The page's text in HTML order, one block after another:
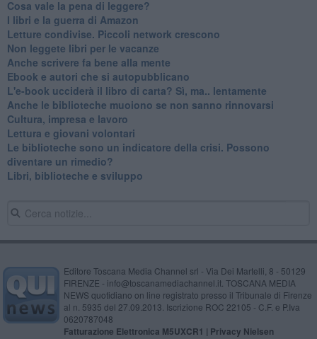
​Cosa vale la pena di leggere?
I libri e la guerra di Amazon
​Letture condivise. Piccoli network crescono
​Non leggete libri per le vacanze
​Anche scrivere fa bene alla mente
​Ebook e autori che si autopubblicano
​L'e-book ucciderà il libro di carta? Sì, ma.. lentamente
​Anche le biblioteche muoiono se non sanno rinnovarsi
​Cultura, impresa e lavoro
​Lettura e giovani volontari
​Le biblioteche sono un indicatore della crisi. Possono
diventare un rimedio?
​Libri, biblioteche e sviluppo
Editore Toscana Media Channel srl - Via Dei Martelli, 8 - 50129
FIRENZE - info@toscanamediachannel.it. TOSCANA MEDIA
NEWS quotidiano on line registrato presso il Tribunale di Firenze
al n. 5935 del 27.09.2013. Iscrizione ROC 22105 - C.F. e P.Iva
0620787048
Fatturazione Elettronica M5UXCR1 | Privacy Nielsen